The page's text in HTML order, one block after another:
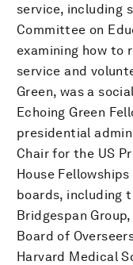
service, including
Committee on
examining how to
service and
Green, was a
Echoing Green
presidential
Chair for the US
House
boards, including
Bridgespan
Board of
Harvard Medical